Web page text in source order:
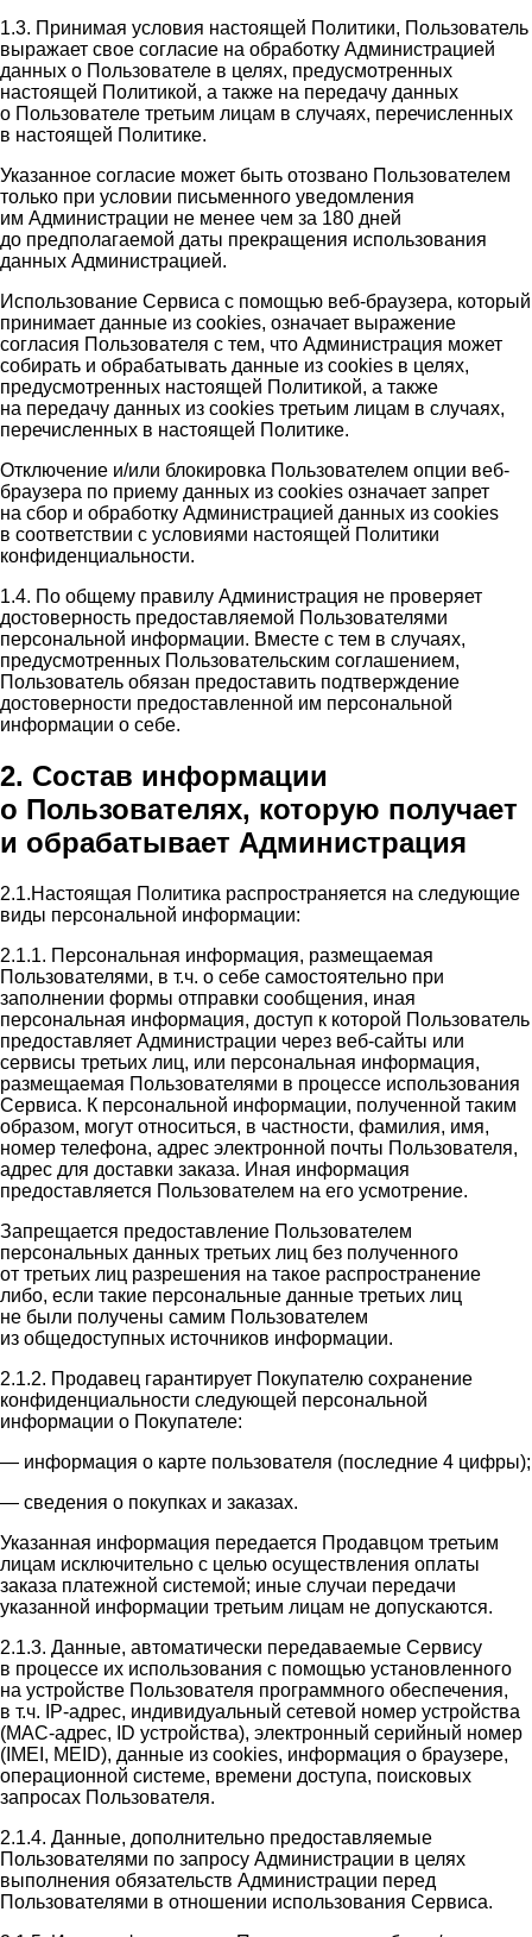
1.3. Принимая условия настоящей Политики, Пользователь
выражает свое согласие на обработку Администрацией
данных о Пользователе в целях, предусмотренных
настоящей Политикой, а также на передачу данных
о Пользователе третьим лицам в случаях, перечисленных
в настоящей Политике.
Указанное согласие может быть отозвано Пользователем
только при условии письменного уведомления
им Администрации не менее чем за 180 дней
до предполагаемой даты прекращения использования
данных Администрацией.
Использование Сервиса с помощью веб-браузера, который
принимает данные из cookies, означает выражение
согласия Пользователя с тем, что Администрация может
собирать и обрабатывать данные из cookies в целях,
предусмотренных настоящей Политикой, а также
на передачу данных из cookies третьим лицам в случаях,
перечисленных в настоящей Политике.
Отключение и/или блокировка Пользователем опции веб-
браузера по приему данных из cookies означает запрет
на сбор и обработку Администрацией данных из cookies
в соответствии с условиями настоящей Политики
конфиденциальности.
1.4. По общему правилу Администрация не проверяет
достоверность предоставляемой Пользователями
персональной информации. Вместе с тем в случаях,
предусмотренных Пользовательским соглашением,
Пользователь обязан предоставить подтверждение
достоверности предоставленной им персональной
информации о себе.
2. Состав информации
о Пользователях, которую получает
и обрабатывает Администрация
2.1.Настоящая Политика распространяется на следующие
виды персональной информации:
2.1.1. Персональная информация, размещаемая
Пользователями, в т.ч. о себе самостоятельно при
заполнении формы отправки сообщения, иная
персональная информация, доступ к которой Пользователь
предоставляет Администрации через веб-сайты или
сервисы третьих лиц, или персональная информация,
размещаемая Пользователями в процессе использования
Сервиса. К персональной информации, полученной таким
образом, могут относиться, в частности, фамилия, имя,
номер телефона, адрес электронной почты Пользователя,
адрес для доставки заказа. Иная информация
предоставляется Пользователем на его усмотрение.
Запрещается предоставление Пользователем
персональных данных третьих лиц без полученного
от третьих лиц разрешения на такое распространение
либо, если такие персональные данные третьих лиц
не были получены самим Пользователем
из общедоступных источников информации.
2.1.2. Продавец гарантирует Покупателю сохранение
конфиденциальности следующей персональной
информации о Покупателе:
— информация о карте пользователя (последние 4 цифры);
— сведения о покупках и заказах.
Указанная информация передается Продавцом третьим
лицам исключительно с целью осуществления оплаты
заказа платежной системой; иные случаи передачи
указанной информации третьим лицам не допускаются.
2.1.3. Данные, автоматически передаваемые Сервису
в процессе их использования с помощью установленного
на устройстве Пользователя программного обеспечения,
в т.ч. IP-адрес, индивидуальный сетевой номер устройства
(MAC-адрес, ID устройства), электронный серийный номер
(IMEI, MEID), данные из cookies, информация о браузере,
операционной системе, времени доступа, поисковых
запросах Пользователя.
2.1.4. Данные, дополнительно предоставляемые
Пользователями по запросу Администрации в целях
выполнения обязательств Администрации перед
Пользователями в отношении использования Сервиса.